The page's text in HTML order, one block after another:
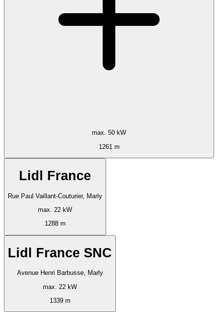
max. 50 kW
1261 m
Lidl France
Rue Paul Vaillant-Couturier, Marly
max. 22 kW
1288 m
Lidl France SNC
Avenue Henri Barbusse, Marly
max. 22 kW
1339 m